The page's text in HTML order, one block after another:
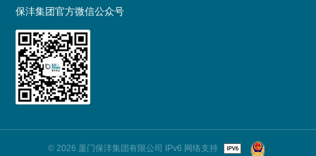
保沣集团官方微信公众号
© 2026 厦门保沣集团有限公司 IPv6 网络支持